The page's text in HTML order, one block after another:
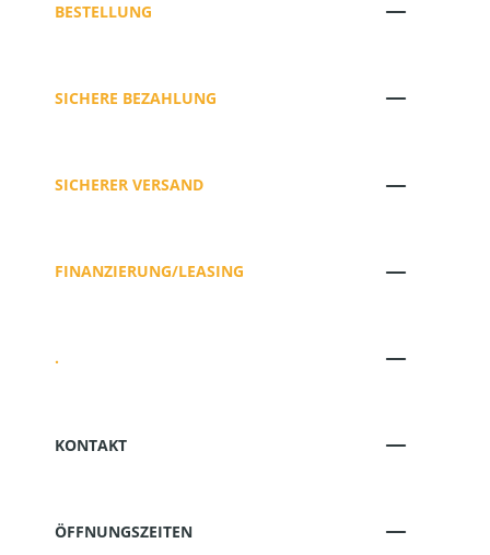
BESTELLUNG
SICHERE BEZAHLUNG
SICHERER VERSAND
FINANZIERUNG/LEASING
.
KONTAKT
ÖFFNUNGSZEITEN